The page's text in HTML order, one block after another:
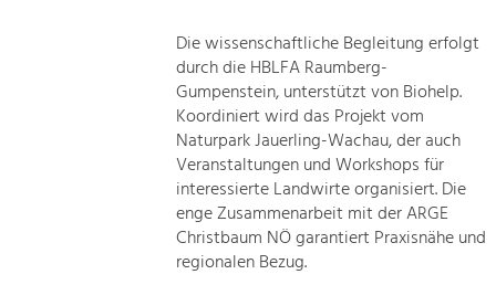
Die wissenschaftliche Begleitung erfolgt
durch die HBLFA Raumberg-
Gumpenstein, unterstützt von Biohelp.
Koordiniert wird das Projekt vom
Naturpark Jauerling-Wachau, der auch
Veranstaltungen und Workshops für
interessierte Landwirte organisiert. Die
enge Zusammenarbeit mit der ARGE
Christbaum NÖ garantiert Praxisnähe und
regionalen Bezug.